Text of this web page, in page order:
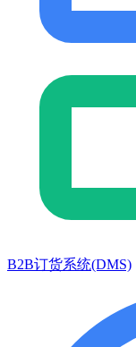
B2B订货系统(DMS)